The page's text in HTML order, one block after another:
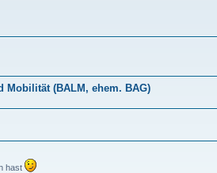
Mobilität (BALM, ehem. BAG)
hast